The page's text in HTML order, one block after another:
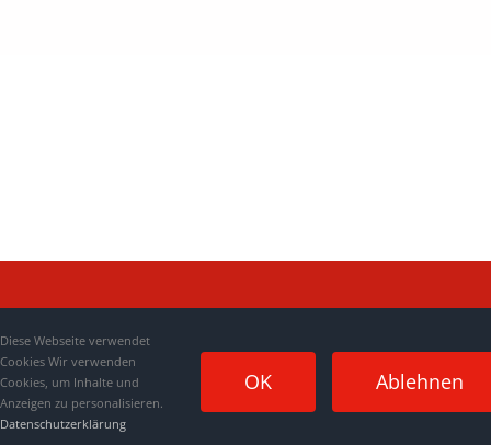
Diese Webseite verwendet
Cookies Wir verwenden
Cookies, um Inhalte und
Anzeigen zu personalisieren.
Datenschutzerklärung
OK Ablehnen